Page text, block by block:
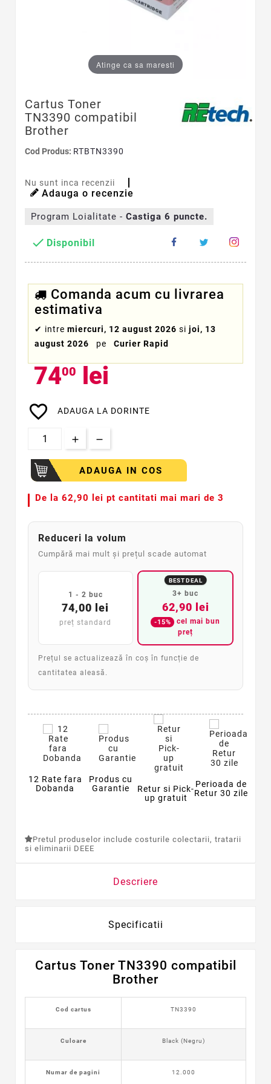
Atinge ca sa maresti
Cartus Toner
TN3390 compatibil
Brother
Cod Produs: RTBTN3390
Nu sunt inca recenzii
Adauga o recenzie
Program Loialitate - Castiga 6 puncte.
 Disponibil
Comanda acum cu livrarea
estimativa
✔ intre miercuri, 12 august 2026 si joi, 13
august 2026
pe Curier Rapid
7400 lei
favorite_border ADAUGA LA DORINTE
ADAUGA IN COS
De la 62,90 lei pt cantitati mai mari de 3
Reduceri la volum
Cumpără mai mult și prețul scade automat
1 - 2 buc
74,00 lei
preț standard
BEST DEAL
3+ buc
62,90 lei
-15%
cel mai bun
preț
Prețul se actualizează în coș în funcție de
cantitatea aleasă.
12 Rate fara
Dobanda
Produs cu
Garantie
Retur si Pick-
up gratuit
Perioada de
Retur 30 zile
Pretul produselor include costurile colectarii, tratarii
si eliminarii DEEE
Descriere
Specificatii
Cartus Toner TN3390 compatibil
Brother
Cod cartus TN3390
Culoare Black (Negru)
Numar de pagini 12.000